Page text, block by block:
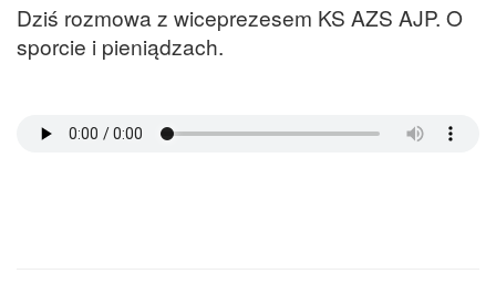
Dziś rozmowa z wiceprezesem KS AZS AJP. O
sporcie i pieniądzach.